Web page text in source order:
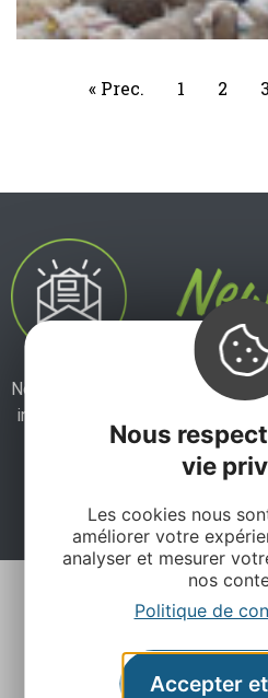
Nous
vie
Les cookies nous
améliorer votre
analyser et mesurer
nos
Politique de
Accepter
« Prec. 1 2 3
Ne manquez pas notre
inspirer pour profiter pleinement